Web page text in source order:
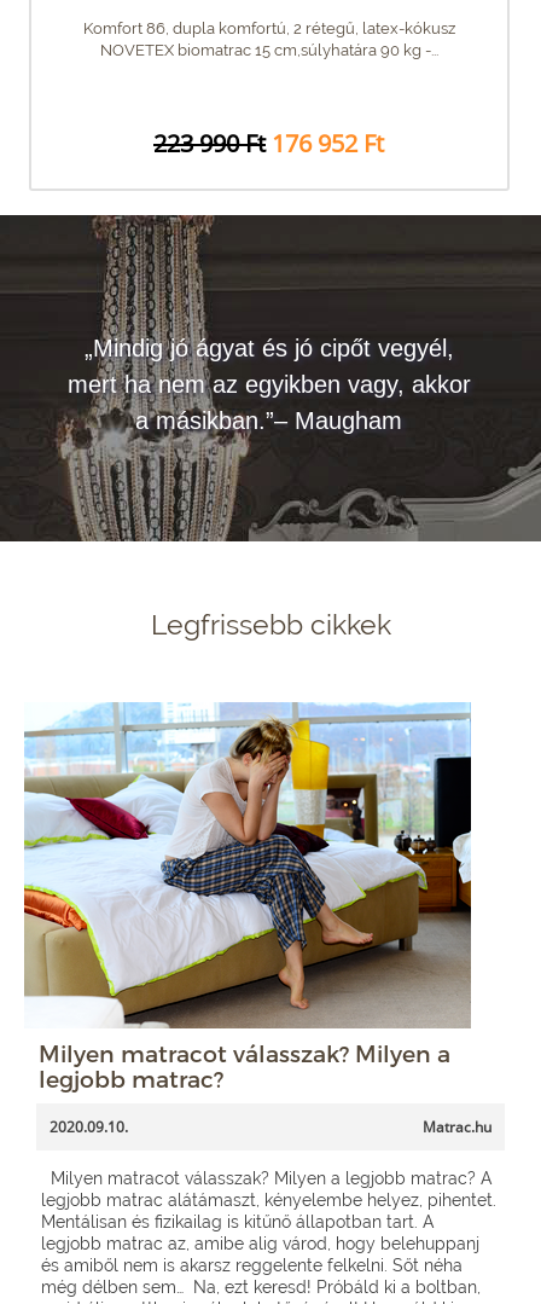
Komfort 86, dupla komfortú, 2 rétegű, latex-kókusz
NOVETEX biomatrac 15 cm,súlyhatára 90 kg -...
223 990 Ft 176 952 Ft
„Mindig jó ágyat és jó cipőt vegyél,
mert ha nem az egyikben vagy, akkor
a másikban.”– Maugham
Legfrissebb cikkek
Milyen matracot válasszak? Milyen a
legjobb matrac?
2020.09.10. Matrac.hu
Milyen matracot válasszak? Milyen a legjobb matrac? A
legjobb matrac alátámaszt, kényelembe helyez, pihentet.
Mentálisan és fizikailag is kitűnő állapotban tart. A
legjobb matrac az, amibe alig várod, hogy belehuppanj
és amiből nem is akarsz reggelente felkelni. Sőt néha
még délben sem… Na, ezt keresd! Próbáld ki a boltban,